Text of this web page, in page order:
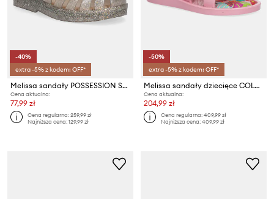
-40%
extra -5% z kodem: OFF*
Melissa sandały POSSESSION SHINY
Cena aktualna:
77,99 zł
Cena regularna:259,99 zł
Najniższa cena:129,99 zł
-50%
extra -5% z kodem: OFF*
Melissa sandały dziecięce COLORLAND MOANA B
Cena aktualna:
204,99 zł
Cena regularna:409,99 zł
Najniższa cena:409,99 zł